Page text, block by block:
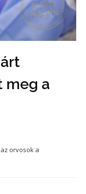
meg a
orvosok a